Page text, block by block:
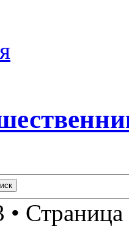
Страница